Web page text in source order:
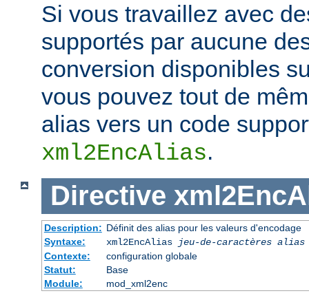
Si vous travaillez avec
supportés par aucune
conversion disponibles
vous pouvez tout de
alias vers un code
xml2EncAlias.
Directive
Description: Définit des alias pour les valeurs d'encodage
Syntaxe:
xml2EncAlias
jeu-de-caractères
Contexte:
configuration globale
Statut:
Base
Module:
mod_xml2enc